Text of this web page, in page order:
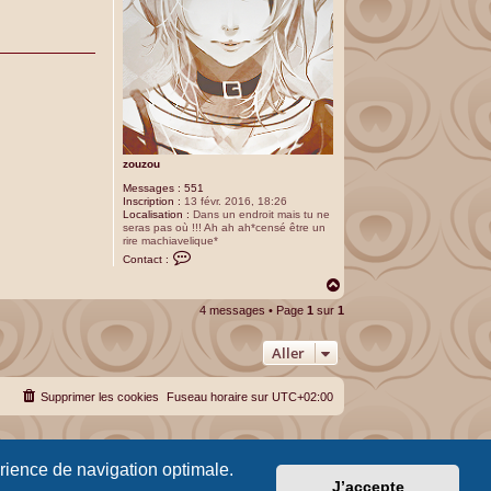
de navigation optimale.
J’accepte
zouzou
Messages : 551
Inscription : 13 févr. 2016, 18:26
Localisation : Dans un endroit mais tu ne
seras pas où !!! Ah ah ah*censé être un
rire machiavelique*
Contact :
e
z
u
a
u
4 messages • Page 1 sur 1
Aller
Fuseau horaire sur UTC+02:00
Supprimer les cookies